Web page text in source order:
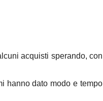
acquisti sperando, con
hanno dato modo e tempo